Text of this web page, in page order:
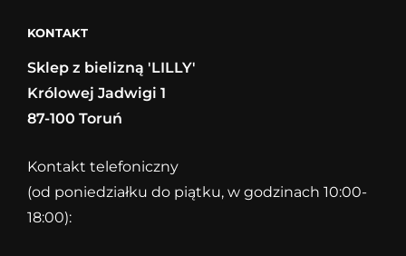
KONTAKT
Sklep z bielizną 'LILLY'
Królowej Jadwigi 1
87-100 Toruń
Kontakt telefoniczny
(od poniedziałku do piątku, w godzinach 10:00-
18:00):